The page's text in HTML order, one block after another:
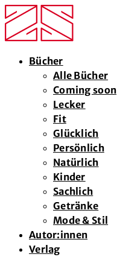
Bücher
Alle Bücher
Coming soon
Lecker
Fit
Glücklich
Persönlich
Natürlich
Kinder
Sachlich
Getränke
Mode & Stil
Autor:innen
Verlag